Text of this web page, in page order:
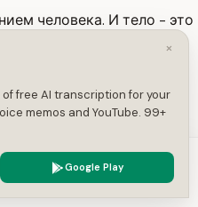
человека. И тело - это
может быть норка, у
у нас может быть
уютное платье,
берега включаются. И
сегодняшний, да,
×
free AI transcription for your
memos and YouTube. 99+
Google Play